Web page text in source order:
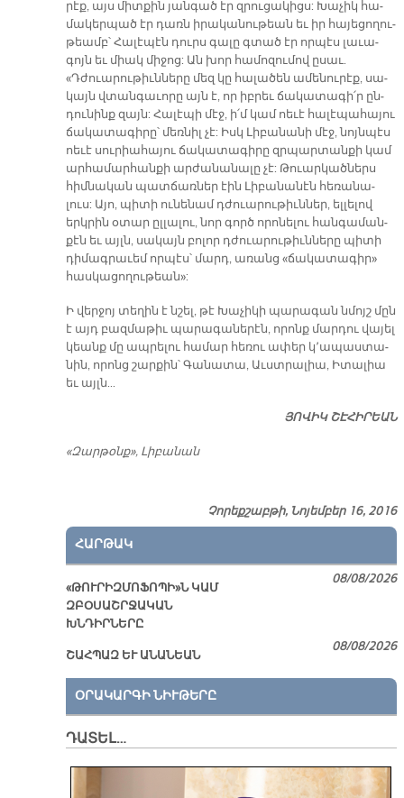
րէք, այս միտ­քին յան­գած էր զրու­ցա­կիցս: Խա­չիկ հա­
մա­կեր­պած էր դառն ի­րա­կա­նու­թեան եւ իր հա­յե­ցո­ղու­
թեամբ՝ Հա­լէ­պէն դուրս գա­լը գտած էր որ­պէս լա­ւա­
գոյն եւ միակ մի­ջոց: Ան խոր հա­մո­զու­մով ը­սաւ.
«Դժուա­րու­թիւն­նե­րը մեզ կը հա­լա­ծեն ա­մե­նու­րէք, սա­
կայն վտան­գա­ւո­րը այն է, որ իբ­րեւ ճա­կա­տա­գի՛ր ըն­
դու­նինք զայն: Հա­լէ­պի մէջ, ի՛մ կամ ոե­ւէ հա­լէ­պա­հա­յու
ճա­կա­տա­գի­րը՝ մեռ­նիլ չէ: Իսկ Լի­բա­նա­նի մէջ, նոյն­պէս
ոե­ւէ սու­րիա­հա­յու ճա­կա­տա­գի­րը զրպար­տան­քի կամ
ար­հա­մար­հան­քի ար­ժա­նա­նա­լը չէ: Թուար­կած­ներս
հիմ­նա­կան պատ­ճառ­ներ էին Լի­բա­նա­նէն հե­ռա­նա­
լուս: Ա­յո, պի­տի ու­նե­նամ դժուա­րու­թիւն­ներ, ել­լե­լով
երկ­րին օ­տար ըլ­լա­լու, նոր գործ ո­րո­նե­լու հան­գա­ման­
քէն եւ այլն, սա­կայն բո­լոր դժուա­րու­թիւն­նե­րը պի­տի
դի­մագ­րա­ւեմ որ­պէս՝ մարդ, ա­ռանց «ճա­կա­տա­գիր»
հաս­կա­ցո­ղու­թեան»:
Ի վեր­ջոյ տե­ղին է նշել, թէ Խա­չի­կի պա­րա­գան նմոյշ մըն
է այդ բազ­մա­թիւ պա­րա­գա­նե­րէն, ո­րոնք մար­դու վա­յել
կեանք մը ապ­րե­լու հա­մար հե­ռու ա­փեր կ՚ա­պաս­տա­
նին, ո­րոնց շար­քին՝ Գա­նա­տա, Աւստ­րա­լիա, Ի­տա­լիա
եւ այլն...
ՅՈ­ՎԻԿ ՇԷ­ՀԻ­ՐԵԱՆ
«Զարթօնք», Լիբանան
Չորեքշաբթի, Նոյեմբեր 16, 2016
ՀԱՐԹԱԿ
«ԹՈՒՐԻԶՄՈՖՈՊԻ»Ն ԿԱՄ
ԶԲՕՍԱՇՐՋԱԿԱՆ
ԽՆԴԻՐՆԵՐԸ
08/08/2026
ՇԱՀՊԱԶ ԵՒ ԱՆԱՆԵԱՆ
08/08/2026
ՕՐԱԿԱՐԳԻ ՆԻՒԹԵՐԸ
ԴԱՏԵԼ…